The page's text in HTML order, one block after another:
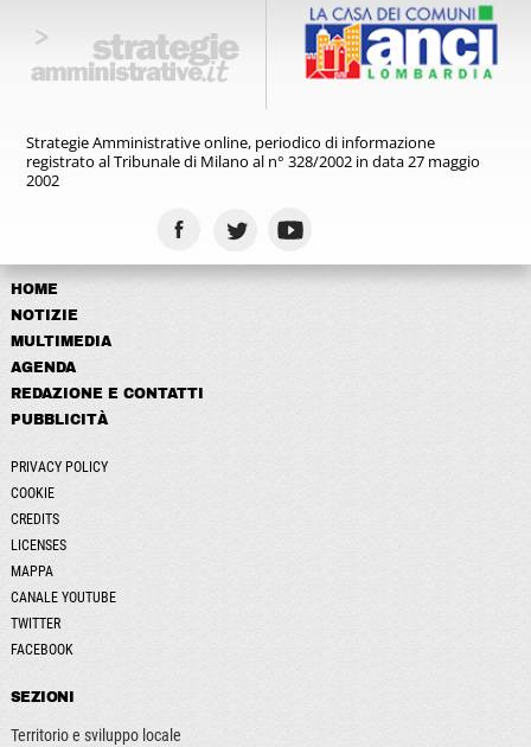
Strategie Amministrative online, periodico di informazione
registratoal Tribunale di Milano al n° 328/2002 in data 27 maggio
2002
HOME
NOTIZIE
MULTIMEDIA
AGENDA
REDAZIONE E CONTATTI
PUBBLICITÀ
PRIVACY POLICY
COOKIE
CREDITS
LICENSES
MAPPA
CANALE YOUTUBE
TWITTER
FACEBOOK
SEZIONI
Territorio e sviluppo locale